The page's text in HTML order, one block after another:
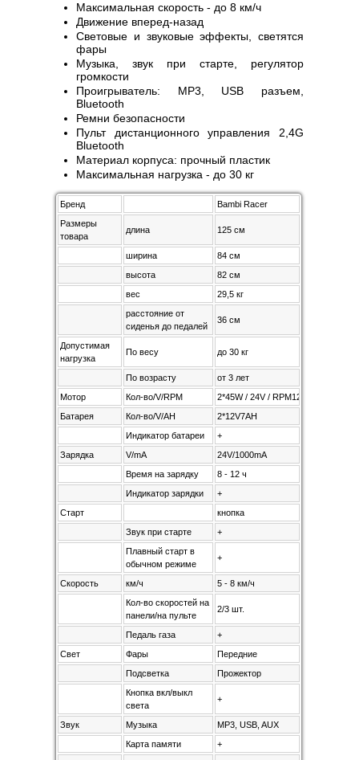
Максимальная скорость - до 8 км/ч
Движение вперед-назад
Световые и звуковые эффекты, светятся
фары
Музыка, звук при старте, регулятор
громкости
Проигрыватель: MP3, USB разъем,
Bluetooth
Ремни безопасности
Пульт дистанционного управления 2,4G
Bluetooth
Материал корпуса: прочный пластик
Максимальная нагрузка - до 30 кг
Бренд
Bambi Racer
Размеры
товара
длина 125 см
ширина
84 см
высота
82 см
вес
29,5 кг
расстояние от
сиденья до педалей
36 см
Допустимая
нагрузка
По весу до 30 кг
По возрасту
от 3 лет
Мотор
Кол-во/V/RPM
2*45W / 24V / RPM12000
Батарея
Кол-во/V/AH
2*12V7AH
Индикатор батареи
+
Зарядка
V/mA
24V/1000mA
Время на зарядку
8 - 12 ч
Индикатор зарядки
+
Старт
кнопка
Звук при старте
+
Плавный старт в
обычном режиме
+
Скорость км/ч
5 - 8 км/ч
Кол-во скоростей на
панели/на пульте
2/3 шт.
Педаль газа
+
Свет
Фары
Передние
Подсветка
Прожектор
Кнопка вкл/выкл
света
+
Звук Музыка
MP3, USB, AUX
Карта памяти
+